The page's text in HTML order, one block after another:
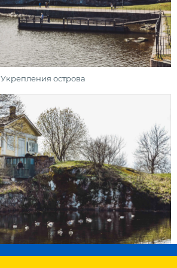
Укрепления острова